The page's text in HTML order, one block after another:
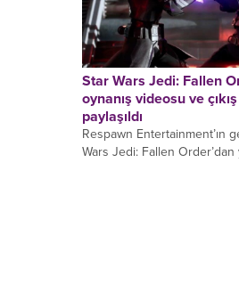
Star Wars Jedi: Fallen
oynanış videosu ve
paylaşıldı
Respawn Entertainment’ın
Wars Jedi: Fallen Order’dan